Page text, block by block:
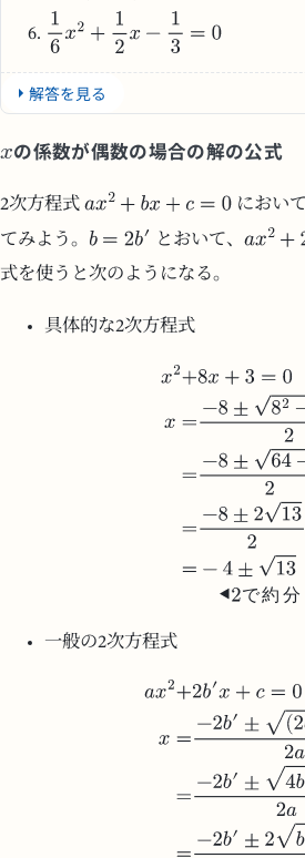
解答を見る
の係数が偶数の場合の解の公式
2次方程式 において
てみよう。
とおいて、
式を使うと次のようになる。
具体的な2次方程式
で約 分
一般の2次方程式